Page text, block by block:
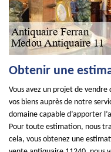
Obtenir une
Vous avez un projet de
vos biens auprès de notre
domaine capable d’apporter
Pour toute estimation, nous
cela, vous obtenez une